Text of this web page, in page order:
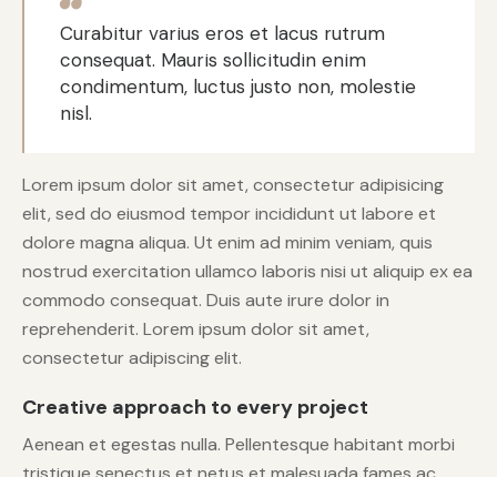
Curabitur varius eros et lacus rutrum
consequat. Mauris sollicitudin enim
condimentum, luctus justo non, molestie
nisl.
Lorem ipsum dolor sit amet, consectetur adipisicing
elit, sed do eiusmod tempor incididunt ut labore et
dolore magna aliqua. Ut enim ad minim veniam, quis
nostrud exercitation ullamco laboris nisi ut aliquip ex ea
commodo consequat. Duis aute irure dolor in
reprehenderit. Lorem ipsum dolor sit amet,
consectetur adipiscing elit.
Creative approach to every project
Aenean et egestas nulla. Pellentesque habitant morbi